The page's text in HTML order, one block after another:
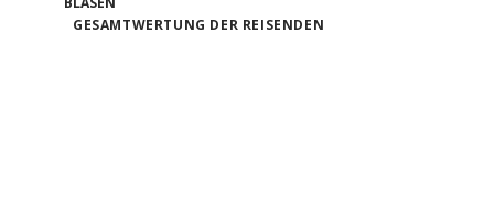
GESAMTWERTUNG DER REISENDEN